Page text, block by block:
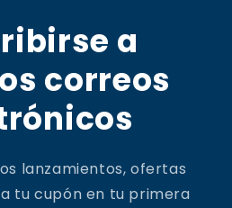
a
correos
lanzamientos, ofertas
tu cupón en tu primera